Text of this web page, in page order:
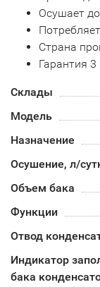
Осушает
Страна
Гарантия 3
Склады
Модель
Назначение
Осушение, л/
Объем бака
Функции
Отвод
Индикатор
бака